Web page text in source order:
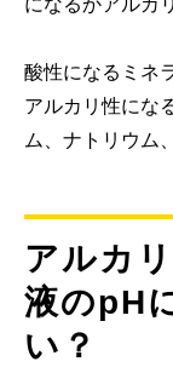
酸性になるミネ
アルカリ性にな
ム、ナトリウム
アルカ
液のpH
い？